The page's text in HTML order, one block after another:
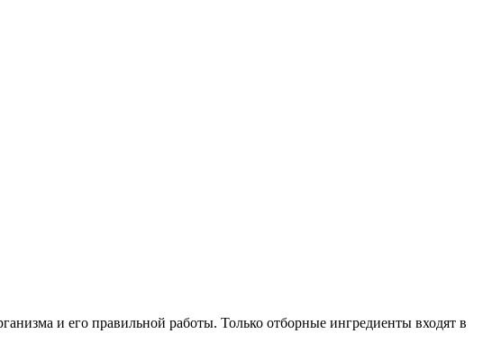
и его правильной работы. Только отборные ингредиенты входят в